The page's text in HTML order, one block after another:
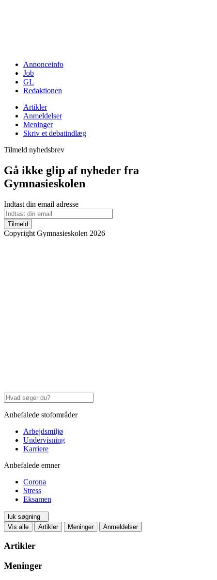
Annonceinfo
Job
GL
Redaktionen
Artikler
Anmeldelser
Meninger
Skriv et debatindlæg
Tilmeld nyhedsbrev
Gå ikke glip af nyheder fra
Gymnasieskolen
Indtast din email adresse
Tilmeld
Copyright Gymnasieskolen 2026
Anbefalede stofområder
Arbejdsmiljø
Undervisning
Karriere
Anbefalede emner
Corona
Stress
Eksamen
luk søgning
Vis alle
Artikler Meninger Anmeldelser
Artikler
Meninger